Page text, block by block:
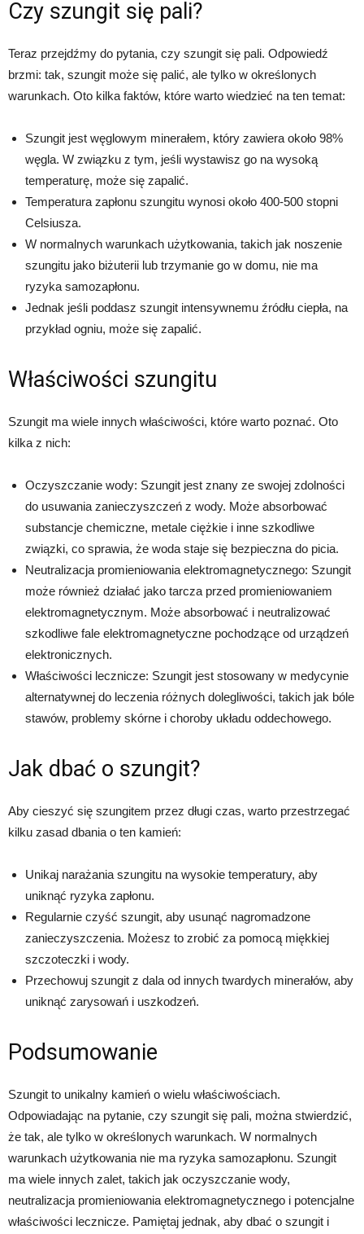
Czy szungit się pali?
Teraz przejdźmy do pytania, czy szungit się pali. Odpowiedź
brzmi: tak, szungit może się palić, ale tylko w określonych
warunkach. Oto kilka faktów, które warto wiedzieć na ten temat:
Szungit jest węglowym minerałem, który zawiera około 98%
węgla. W związku z tym, jeśli wystawisz go na wysoką
temperaturę, może się zapalić.
Temperatura zapłonu szungitu wynosi około 400-500 stopni
Celsiusza.
W normalnych warunkach użytkowania, takich jak noszenie
szungitu jako biżuterii lub trzymanie go w domu, nie ma
ryzyka samozapłonu.
Jednak jeśli poddasz szungit intensywnemu źródłu ciepła, na
przykład ogniu, może się zapalić.
Właściwości szungitu
Szungit ma wiele innych właściwości, które warto poznać. Oto
kilka z nich:
Oczyszczanie wody: Szungit jest znany ze swojej zdolności
do usuwania zanieczyszczeń z wody. Może absorbować
substancje chemiczne, metale ciężkie i inne szkodliwe
związki, co sprawia, że woda staje się bezpieczna do picia.
Neutralizacja promieniowania elektromagnetycznego: Szungit
może również działać jako tarcza przed promieniowaniem
elektromagnetycznym. Może absorbować i neutralizować
szkodliwe fale elektromagnetyczne pochodzące od urządzeń
elektronicznych.
Właściwości lecznicze: Szungit jest stosowany w medycynie
alternatywnej do leczenia różnych dolegliwości, takich jak bóle
stawów, problemy skórne i choroby układu oddechowego.
Jak dbać o szungit?
Aby cieszyć się szungitem przez długi czas, warto przestrzegać
kilku zasad dbania o ten kamień:
Unikaj narażania szungitu na wysokie temperatury, aby
uniknąć ryzyka zapłonu.
Regularnie czyść szungit, aby usunąć nagromadzone
zanieczyszczenia. Możesz to zrobić za pomocą miękkiej
szczoteczki i wody.
Przechowuj szungit z dala od innych twardych minerałów, aby
uniknąć zarysowań i uszkodzeń.
Podsumowanie
Szungit to unikalny kamień o wielu właściwościach.
Odpowiadając na pytanie, czy szungit się pali, można stwierdzić,
że tak, ale tylko w określonych warunkach. W normalnych
warunkach użytkowania nie ma ryzyka samozapłonu. Szungit
ma wiele innych zalet, takich jak oczyszczanie wody,
neutralizacja promieniowania elektromagnetycznego i potencjalne
właściwości lecznicze. Pamiętaj jednak, aby dbać o szungit i